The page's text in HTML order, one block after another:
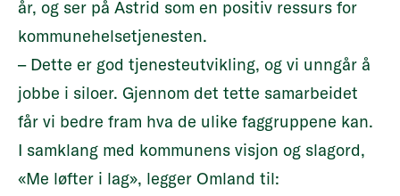
år, og ser på Astrid som en positiv ressurs for
kommunehelsetjenesten.
– Dette er god tjenesteutvikling, og vi unngår å
jobbe i siloer. Gjennom det tette samarbeidet
får vi bedre fram hva de ulike faggruppene kan.
I samklang med kommunens visjon og slagord,
«Me løfter i lag», legger Omland til: